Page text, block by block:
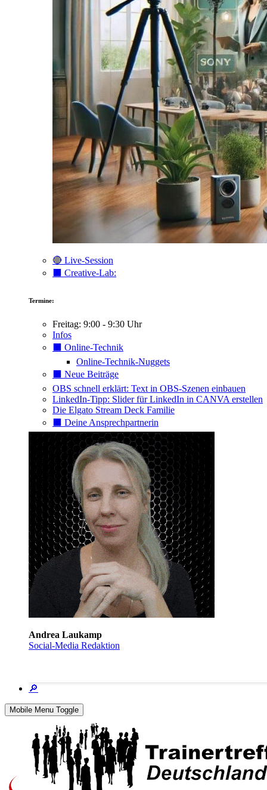
🔴 Live-Session
⬛️ Creative-Lab:
Termine:
Freitag: 9:00 - 9:30 Uhr
Infos
⬛️ Online-Technik
Online-Technik-Nuggets
⬛️ Neue Beiträge
OBS schnell erklärt: Text in OBS-Szenen einbauen
LinkedIn-Tipp: Slider für LinkedIn in CANVA erstellen
Die Elgato Stream Deck Familie
⬛️ Deine Ansprechpartnerin
Andrea Laukamp
Social-Media Redaktion
🔎
Mobile Menu Toggle